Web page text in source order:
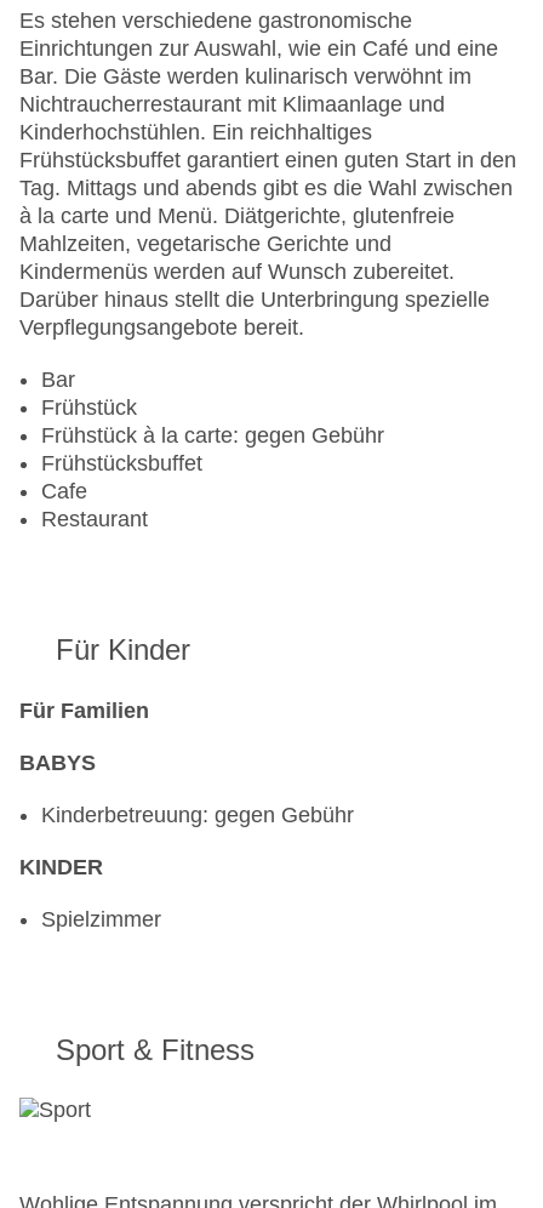
Lift
Anzahl der Konferenzräume: 1
Anzahl der Aufzüge: 1
Zimmerservice: gegen Gebühr
Gesamtanzahl der Stockwerke: 6
Gesamtanzahl der Zimmer: 126
Zahlungsarten: American Express, Diners Club,
EC Maestro, Mastercard, Visa
Landeskategorie: 5 Sterne
Es stehen verschiedene gastronomische
Einrichtungen zur Auswahl, wie ein Café und eine
Bar. Die Gäste werden kulinarisch verwöhnt im
Nichtraucherrestaurant mit Klimaanlage und
Kinderhochstühlen. Ein reichhaltiges
Frühstücksbuffet garantiert einen guten Start in den
Tag. Mittags und abends gibt es die Wahl zwischen
à la carte und Menü. Diätgerichte, glutenfreie
Mahlzeiten, vegetarische Gerichte und
Kindermenüs werden auf Wunsch zubereitet.
Darüber hinaus stellt die Unterbringung spezielle
Verpflegungsangebote bereit.
Bar
Frühstück
Frühstück à la carte: gegen Gebühr
Frühstücksbuffet
Cafe
Restaurant
Für Kinder
Für Familien
BABYS
Kinderbetreuung: gegen Gebühr
KINDER
Spielzimmer
Sport & Fitness